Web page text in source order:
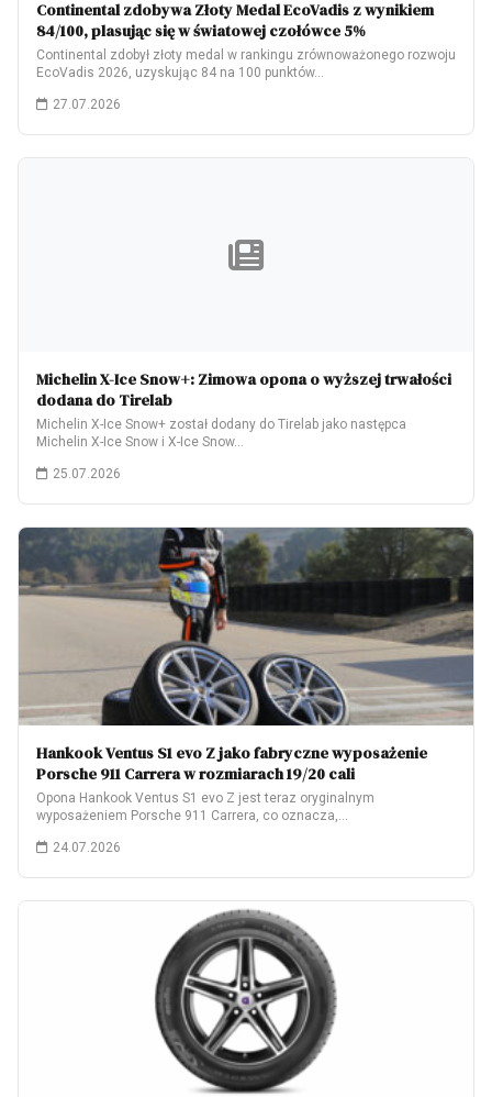
Continental zdobywa Złoty Medal EcoVadis z wynikiem
84/100, plasując się w światowej czołówce 5%
Continental zdobył złoty medal w rankingu zrównoważonego rozwoju
EcoVadis 2026, uzyskując 84 na 100 punktów…
27.07.2026
Michelin X-Ice Snow+: Zimowa opona o wyższej trwałości
dodana do Tirelab
Michelin X-Ice Snow+ został dodany do Tirelab jako następca
Michelin X-Ice Snow i X-Ice Snow…
25.07.2026
Hankook Ventus S1 evo Z jako fabryczne wyposażenie
Porsche 911 Carrera w rozmiarach 19/20 cali
Opona Hankook Ventus S1 evo Z jest teraz oryginalnym
wyposażeniem Porsche 911 Carrera, co oznacza,…
24.07.2026